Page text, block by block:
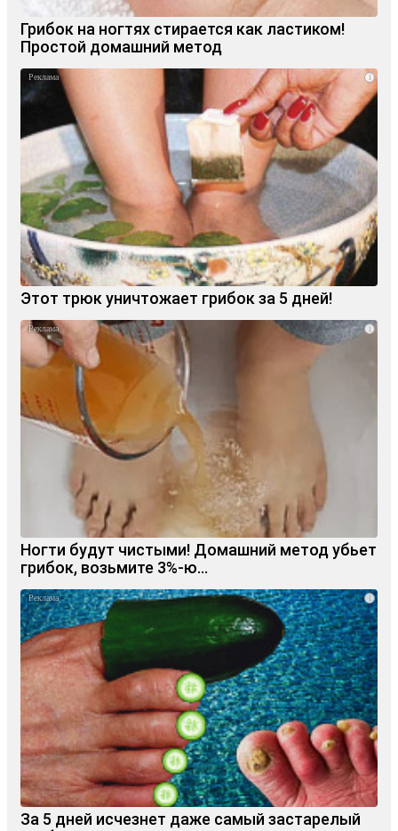
Грибок на ногтях стирается как ластиком!
Простой домашний метод
i
Этот трюк уничтожает грибок за 5 дней!
i
Ногти будут чистыми! Домашний метод убьет
грибок, возьмите 3%-ю…
i
За 5 дней исчезнет даже самый застарелый